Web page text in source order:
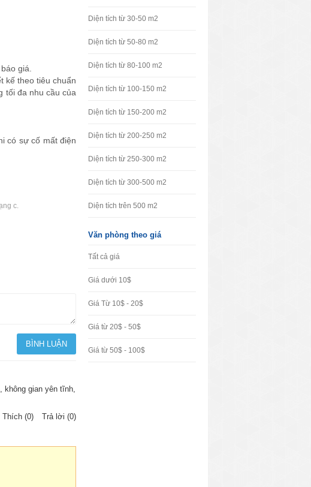
giá.
kế theo tiêu chuẩn
tối đa nhu cầu của
có sự cố mất điện
c.
gian yên tĩnh,
Thích (0)
Trả lời (0)
Diện tích từ 30-50 m2
Diện tích từ 50-80 m2
Diện tích từ 80-100 m2
Diện tích từ 100-150 m2
Diện tích từ 150-200 m2
Diện tích từ 200-250 m2
Diện tích từ 250-300 m2
Diện tích từ 300-500 m2
Diện tích trên 500 m2
Văn phòng theo giá
Tất cả giá
Giá dưới 10$
Giá Từ 10$ - 20$
Giá từ 20$ - 50$
Giá từ 50$ - 100$